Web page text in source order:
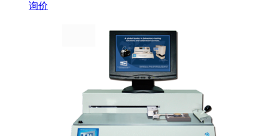
询价